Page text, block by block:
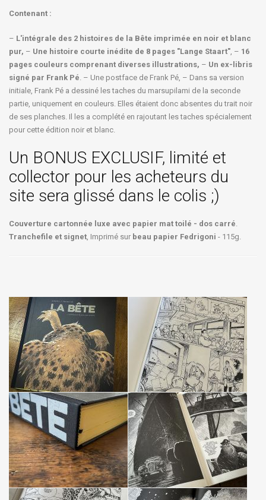
Contenant :
– L'intégrale des 2 histoires de la Bête imprimée en noir et blanc
pur, – Une histoire courte inédite de 8 pages "Lange Staart", – 16
pages couleurs comprenant diverses illustrations, – Un ex-libris
signé par Frank Pé. – Une postface de Frank Pé, – Dans sa version
initiale, Frank Pé a dessiné les taches du marsupilami de la seconde
partie, uniquement en couleurs. Elles étaient donc absentes du trait noir
de ses planches. Il les a complété en rajoutant les taches spécialement
pour cette édition noir et blanc.
Un BONUS EXCLUSIF, limité et
collector pour les acheteurs du
site sera glissé dans le colis ;)
Couverture cartonnée luxe avec papier mat toilé - dos carré.
Tranchefile et signet, Imprimé sur beau papier Fedrigoni - 115g.